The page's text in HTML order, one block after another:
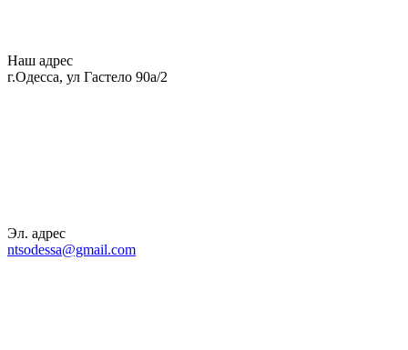
Наш адрес
г.Одесса, ул Гастело 90а/2
Эл. адрес
ntsodessa@gmail.com